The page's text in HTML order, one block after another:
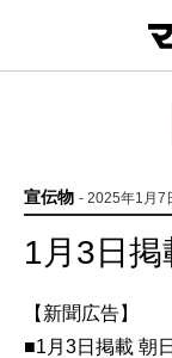
宣伝物 - 2025年1月7
1月3日
【新聞広告】
■1月3日掲載 朝